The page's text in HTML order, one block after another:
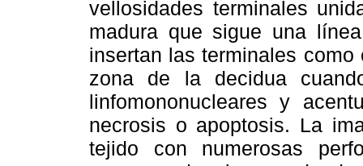
vellosidades terminales
madura que sigue una
insertan las terminales
zona de la decidua
linfomononucleares y
necrosis o apoptosis. La
tejido con numerosas